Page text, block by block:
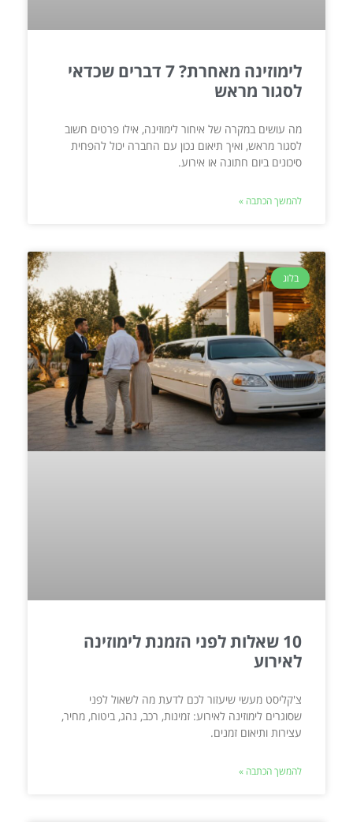
לימוזינה מאחרת? 7 דברים שכדאי
לסגור מראש
מה עושים במקרה של איחור לימוזינה, אילו פרטים חשוב
לסגור מראש, ואיך תיאום נכון עם החברה יכול להפחית
סיכונים ביום חתונה או אירוע.
להמשך הכתבה »
בלוג
10 שאלות לפני הזמנת לימוזינה
לאירוע
צ'קליסט מעשי שיעזור לכם לדעת מה לשאול לפני
שסוגרים לימוזינה לאירוע: זמינות, רכב, נהג, ביטוח, מחיר,
עצירות ותיאום זמנים.
להמשך הכתבה »